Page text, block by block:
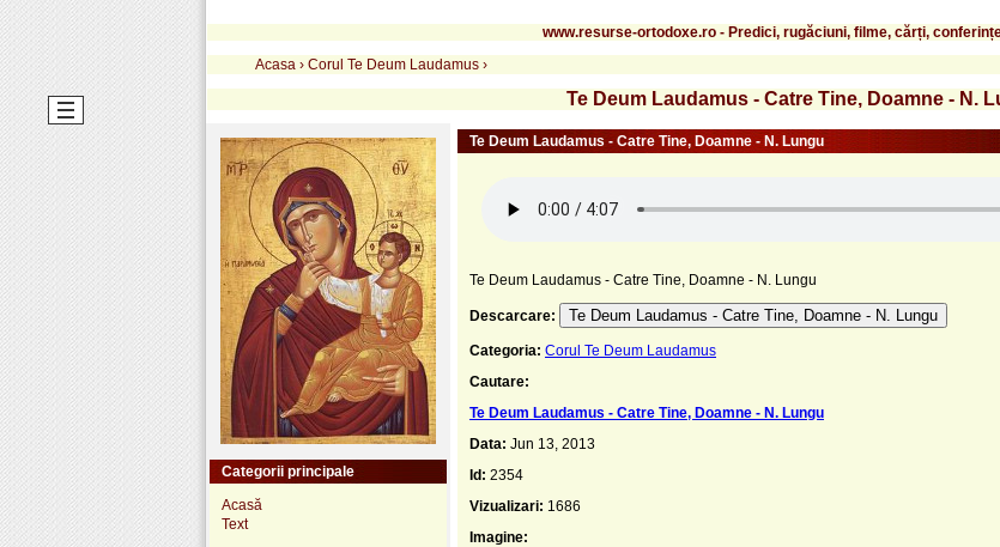
www.resurse-ortodoxe.ro - Predici, rugăciuni, filme, cărți,
Acasa › Corul Te Deum Laudamus ›
Te Deum Laudamus - Catre Tine, Doamne - N.
Te Deum Laudamus - Catre Tine, Doamne - N. Lungu
Te Deum Laudamus - Catre Tine, Doamne - N. Lungu
Descarcare: Te Deum Laudamus - Catre Tine, Doamne - N. Lungu
Categoria: Corul Te Deum Laudamus
Cautare:
Te Deum Laudamus - Catre Tine, Doamne - N. Lungu
Data: Jun 13, 2013
Id: 2354
Vizualizari: 1686
Imagine:
Categorii principale
Acasă
Text